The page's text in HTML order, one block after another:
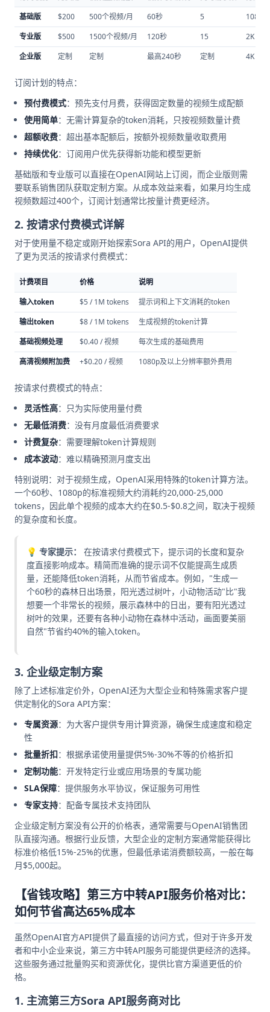
基础版
$200 500个视频/月 60秒 5
1080p
专业版
$500 1500个视频/月 120秒 15
2K
企业版
定制 定制 最高240秒 定制 4K
订阅计划的特点：
预付费模式：预先支付月费，获得固定数量的视频生成配额
使用简单：无需计算复杂的token消耗，只按视频数量计费
超额收费：超出基本配额后，按额外视频数量收取费用
持续优化：订阅用户优先获得新功能和模型更新
基础版和专业版可以直接在OpenAI网站上订阅，而企业版则需
要联系销售团队获取定制方案。从成本效益来看，如果月均生成
视频数超过400个，订阅计划通常比按量计费更经济。
2. 按请求付费模式详解
对于使用量不稳定或刚开始探索Sora API的用户，OpenAI提供
了更为灵活的按请求付费模式：
计费项目 价格
说明
输入token
$5 / 1M tokens
提示词和上下文消耗的token
输出token
$8 / 1M tokens
生成视频的token计算
基础视频处理
$0.40 / 视频
每次生成的基础费用
高清视频附加费
+$0.20 / 视频 1080p及以上分辨率额外费用
按请求付费模式的特点：
灵活性高：只为实际使用量付费
无最低消费：没有月度最低消费要求
计费复杂：需要理解token计算规则
成本波动：难以精确预测月度支出
特别说明：对于视频生成，OpenAI采用特殊的token计算方法。
一个60秒、1080p的标准视频大约消耗约20,000-25,000
tokens，因此单个视频的成本大约在$0.5-$0.8之间，取决于视频
的复杂度和长度。
💡 专家提示：
在按请求付费模式下，提示词的长度和复杂
度直接影响成本。精简而准确的提示词不仅能提高生成质
量，还能降低token消耗，从而节省成本。例如，"生成一
个60秒的森林日出场景，阳光透过树叶，小动物活动"比"我
想要一个非常长的视频，展示森林中的日出，要有阳光透过
树叶的效果，还要有各种小动物在森林中活动，画面要美丽
自然"节省约40%的输入token。
3. 企业级定制方案
除了上述标准定价外，OpenAI还为大型企业和特殊需求客户提
供定制化的Sora API方案：
专属资源：为大客户提供专用计算资源，确保生成速度和稳定
性
批量折扣：根据承诺使用量提供5%-30%不等的价格折扣
定制功能：开发特定行业或应用场景的专属功能
SLA保障：提供服务水平协议，保证服务可用性
专家支持：配备专属技术支持团队
企业级定制方案没有公开的价格表，通常需要与OpenAI销售团
队直接沟通。根据行业反馈，大型企业的定制方案通常能获得比
标准价格低15%-25%的优惠，但最低承诺消费额较高，一般在每
月$5,000起。
【省钱攻略】第三方中转API服务价格对比：
如何节省高达65%成本
虽然OpenAI官方API提供了最直接的访问方式，但对于许多开发
者和中小企业来说，第三方中转API服务可能提供更经济的选择。
这些服务通过批量购买和资源优化，提供比官方渠道更低的价
格。
1. 主流第三方Sora API服务商对比